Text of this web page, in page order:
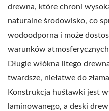
drewna, które chroni
naturalne środowisko, co
wodoodporna i może
warunków
Długie włókna litego
twardsze, niełatwe do
Konstrukcja huśtawki jest
laminowanego, a deski